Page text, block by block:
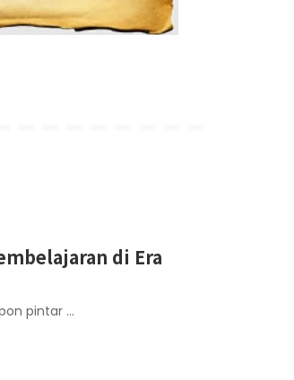
di Era
pintar ...